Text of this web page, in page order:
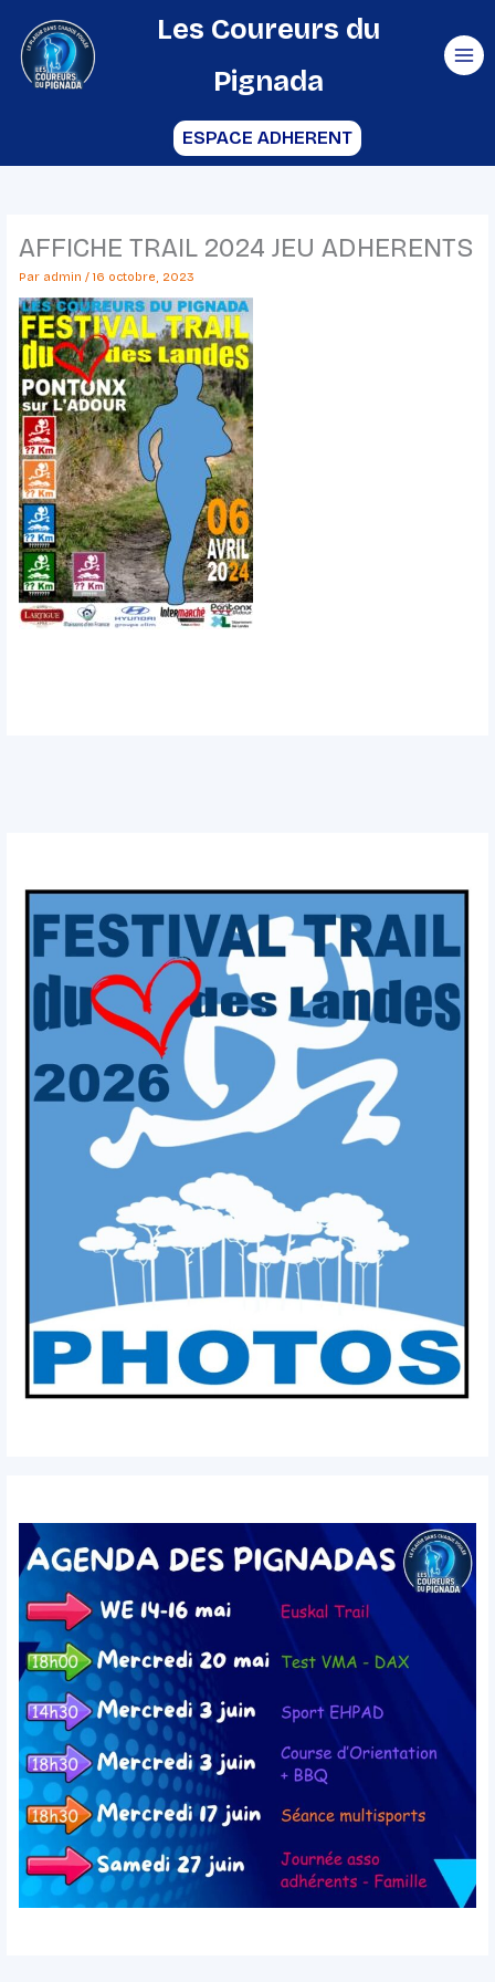
contenu
Les Coureurs du
Pignada
ESPACE ADHERENT
AFFICHE TRAIL 2024 JEU ADHERENTS
Par admin / 16 octobre, 2023